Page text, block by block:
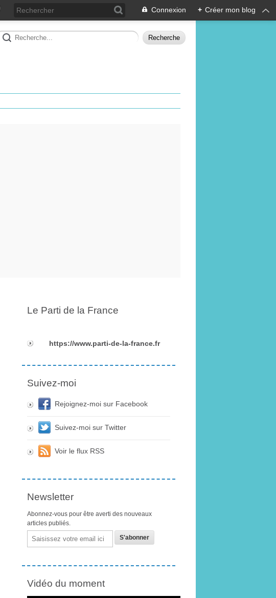
Connexion + Créer mon blog
Le Parti de la France
https://www.parti-de-la-france.fr
Suivez-moi
Rejoignez-moi sur Facebook
Suivez-moi sur Twitter
Voir le flux RSS
Newsletter
Abonnez-vous pour être averti des nouveaux
articles publiés.
Email
Vidéo du moment